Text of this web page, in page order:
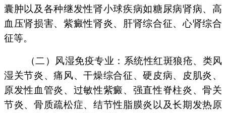
囊肿以及各种继发性肾小球疾病如糖尿病肾病、高
血压肾损害、紫癜性肾炎、肝肾综合征、心肾综合
征等。
（二）风湿免疫专业：系统性红斑狼疮、类风
湿关节炎、痛风、干燥综合征、硬皮病、皮肌炎、
原发性血管炎、过敏性紫癜、强直性脊柱炎、骨关
节炎、骨质疏松症、结节性脂膜炎以及长期发热原